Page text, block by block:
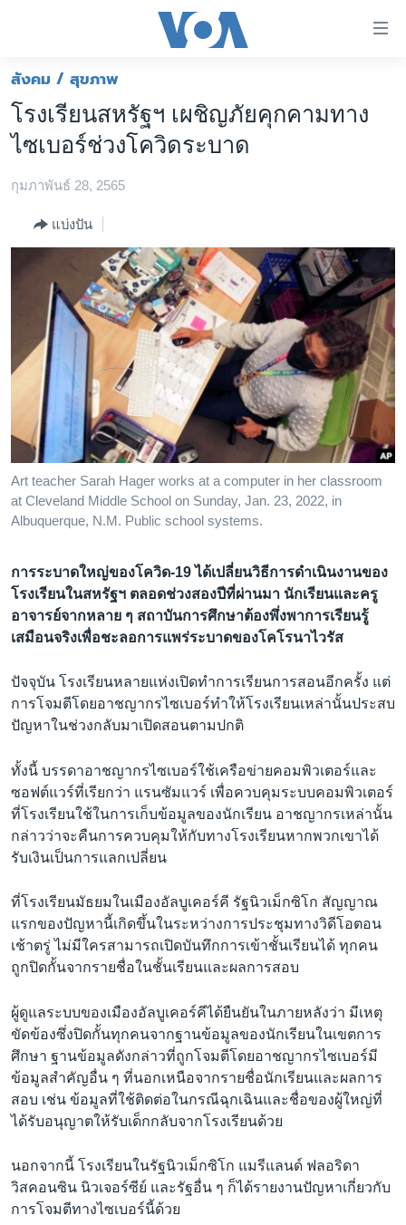
ต่อ
ข้าม
เนื้อหา
ข้าม
ค้นหา
หน้าหลัก
โลก
เอเชีย
สหรัฐฯ
ไทย
ธุรกิจ
วิทยาศาสตร์
สังคมและสุขภาพ
ไลฟ์สไตล์
ตรวจสอบข่าว
เรียนรู้ภาษาอังกฤษ
พอดคาสต์
ติดตามเรา
เลือกภาษา
สังคม / สุขภาพ
โรงเรียนสหรัฐฯ เผชิญภัยคุกคามทาง
ไซเบอร์ช่วงโควิดระบาด
กุมภาพันธ์ 28, 2565
แบ่งปัน
Art teacher Sarah Hager works at a computer in her classroom
at Cleveland Middle School on Sunday, Jan. 23, 2022, in
Albuquerque, N.M. Public school systems.
การระบาดใหญ่ของโควิด-19 ได้เปลี่ยนวิธีการดำเนินงานของ
โรงเรียนในสหรัฐฯ ตลอดช่วงสองปีที่ผ่านมา นักเรียนและครู
อาจารย์จากหลาย ๆ สถาบันการศึกษาต้องพึ่งพาการเรียนรู้
เสมือนจริงเพื่อชะลอการแพร่ระบาดของโคโรนาไวรัส
ปัจจุบัน โรงเรียนหลายแห่งเปิดทำการเรียนการสอนอีกครั้ง แต่
การโจมตีโดยอาชญากรไซเบอร์ทำให้โรงเรียนเหล่านั้นประสบ
ปัญหาในช่วงกลับมาเปิดสอนตามปกติ
ทั้งนี้ บรรดาอาชญากรไซเบอร์ใช้เครือข่ายคอมพิวเตอร์และ
ซอฟต์แวร์ที่เรียกว่า แรนซัมแวร์ เพื่อควบคุมระบบคอมพิวเตอร์
ที่โรงเรียนใช้ในการเก็บข้อมูลของนักเรียน อาชญากรเหล่านั้น
กล่าวว่าจะคืนการควบคุมให้กับทางโรงเรียนหากพวกเขาได้
รับเงินเป็นการแลกเปลี่ยน
ที่โรงเรียนมัธยมในเมืองอัลบูเคอร์คี รัฐนิวเม็กซิโก สัญญาณ
แรกของปัญหานี้เกิดขึ้นในระหว่างการประชุมทางวิดีโอตอน
เช้าตรู่ ไม่มีใครสามารถเปิดบันทึกการเข้าชั้นเรียนได้ ทุกคน
ถูกปิดกั้นจากรายชื่อในชั้นเรียนและผลการสอบ
ผู้ดูแลระบบของเมืองอัลบูเคอร์คีได้ยืนยันในภายหลังว่า มีเหตุ
ขัดข้องซึ่งปิดกั้นทุกคนจากฐานข้อมูลของนักเรียนในเขตการ
ศึกษา ฐานข้อมูลดังกล่าวที่ถูกโจมตีโดยอาชญากรไซเบอร์มี
ข้อมูลสำคัญอื่น ๆ ที่นอกเหนือจากรายชื่อนักเรียนและผลการ
สอบ เช่น ข้อมูลที่ใช้ติดต่อในกรณีฉุกเฉินและชื่อของผู้ใหญ่ที่
ได้รับอนุญาตให้รับเด็กกลับจากโรงเรียนด้วย
นอกจากนี้ โรงเรียนในรัฐนิวเม็กซิโก แมรีแลนด์ ฟลอริดา
วิสคอนซิน นิวเจอร์ซีย์ และรัฐอื่น ๆ ก็ได้รายงานปัญหาเกี่ยวกับ
การโจมตีทางไซเบอร์นี้ด้วย